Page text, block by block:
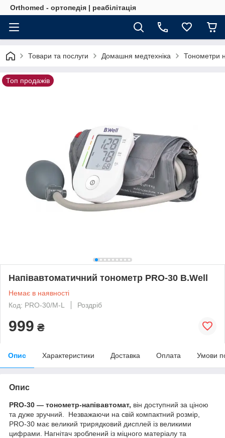
Orthomed - ортопедія | реабілітація
Товари та послуги Домашня медтехніка Тонометри
Топ продажів
Напівавтоматичний тонометр PRO-30 B.Well
Немає в наявності
Код: PRO-30/M-L
Роздріб
999 ₴
Опис Характеристики Доставка Оплата Умови
Опис
PRO-30 — тонометр-напівавтомат, він доступний за ціною
та дуже зручний. Незважаючи на свій компактний розмір,
PRO-30 має великий трирядковий дисплей із великими
цифрами. Нагнітач зроблений із міцного матеріалу та